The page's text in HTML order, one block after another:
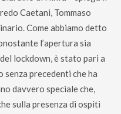
Caetani, Tommaso
Come abbiamo detto
l’apertura sia
lockdown, è stato pari a
senza precedenti che ha
davvero speciale che,
sulla presenza di ospiti